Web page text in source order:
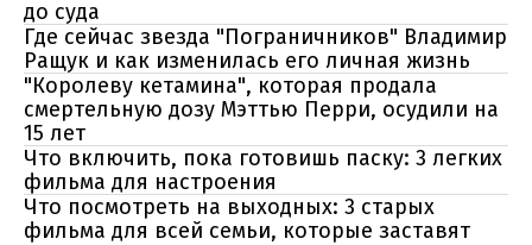
до суда
Где сейчас звезда "Пограничников" Владимир
Ращук и как изменилась его личная жизнь
"Королеву кетамина", которая продала
смертельную дозу Мэттью Перри, осудили на
15 лет
Что включить, пока готовишь паску: 3 легких
фильма для настроения
Что посмотреть на выходных: 3 старых
фильма для всей семьи, которые заставят